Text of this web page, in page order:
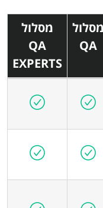
מסלול
QA
מסלול
QA
EXPERTS
QA
QA